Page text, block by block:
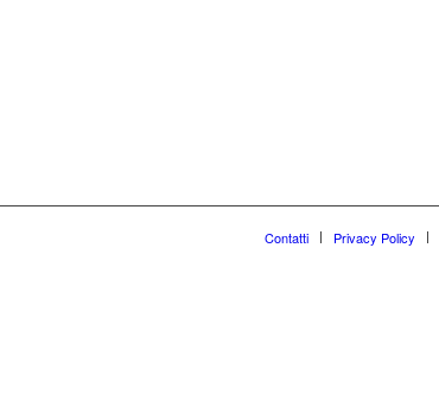
Contatti Privacy Policy